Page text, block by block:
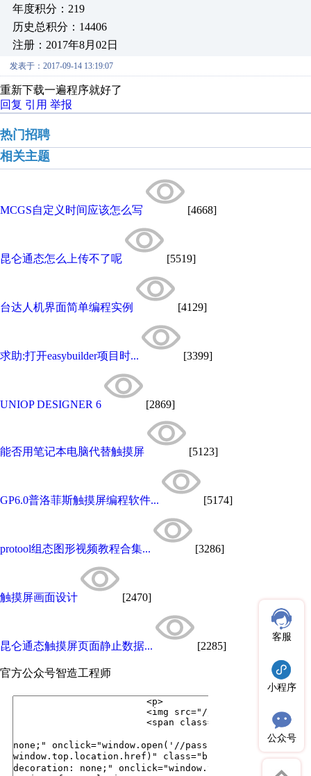
年度积分：219
历史总积分：14406
注册：2017年8月02日
发表于：2017-09-14 13:19:07
重新下载一遍程序就好了
回复 引用 举报
热门招聘
相关主题
MCGS自定义时间应该怎么写 [4668]
昆仑通态怎么上传不了呢 [5519]
台达人机界面简单编程实例 [4129]
求助:打开easybuilder项目时... [3399]
UNIOP DESIGNER 6 [2869]
能否用笔记本电脑代替触摸屏 [5123]
GP6.0普洛菲斯触摸屏编程软件... [5174]
protool组态图形视频教程合集... [3286]
触摸屏画面设计 [2470]
昆仑通态触摸屏页面静止数据... [2285]
官方公众号智造工程师
客服
小程序
公众号